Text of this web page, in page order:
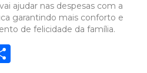
ajudar nas despesas com a
garantindo mais conforto e
de felicidade da família.